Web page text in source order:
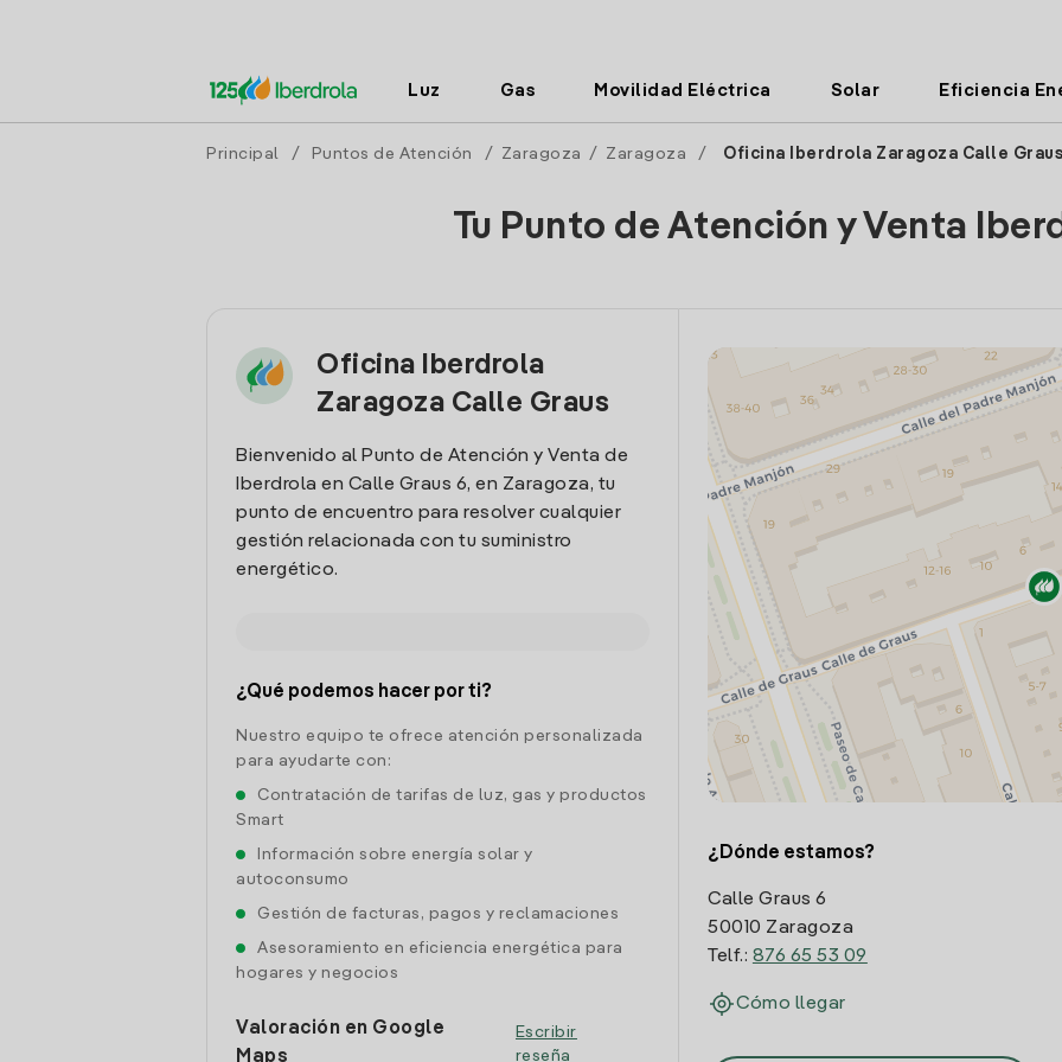
Luz Gas Movilidad Eléctrica Solar Eficiencia
Principal / Puntos de Atención / Zaragoza / Zaragoza / Oficina Iberdrola Zaragoza Calle Graus
Tu Punto de Atención y Venta
Oficina Iberdrola
Zaragoza Calle Graus
Bienvenido al Punto de Atención y Venta de
Iberdrola en Calle Graus 6, en Zaragoza, tu
punto de encuentro para resolver cualquier
gestión relacionada con tu suministro
energético.
¿Qué podemos hacer por ti?
Nuestro equipo te ofrece atención personalizada
para ayudarte con:
Contratación de tarifas de luz, gas y productos
Smart
Información sobre energía solar y
autoconsumo
Gestión de facturas, pagos y reclamaciones
Asesoramiento en eficiencia energética para
hogares y negocios
Valoración en Google
Maps
Escribir
reseña
¿Dónde estamos?
Calle Graus 6
50010 Zaragoza
Telf.: 876 65 53 09
Cómo llegar